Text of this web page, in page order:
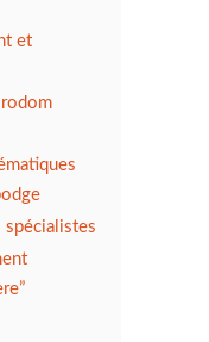
et
spécialistes